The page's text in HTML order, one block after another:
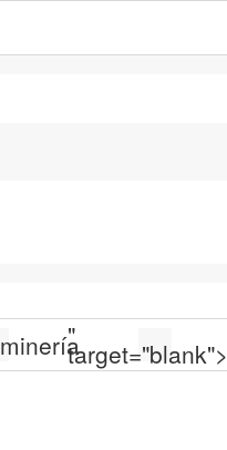
minería
"
target="blank">